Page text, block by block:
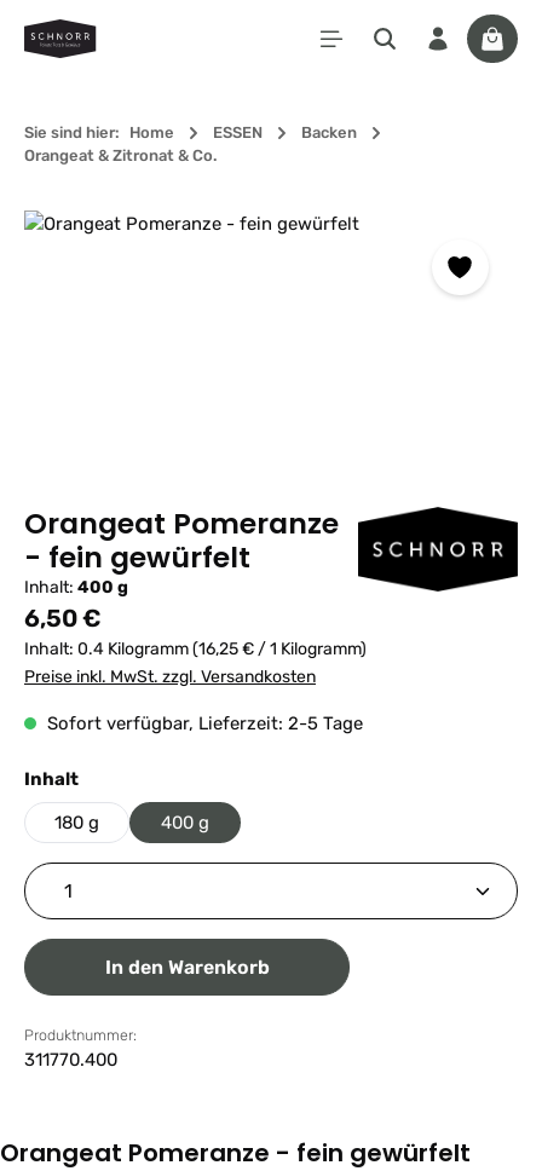
Zum Hauptinhalt springen
Sie sind hier: Home ESSEN
Backen
Orangeat & Zitronat & Co.
Bildergalerie überspringen
Orangeat Pomeranze
- fein gewürfelt
Inhalt: 400 g
Regulärer Preis:
6,50 €
Inhalt: 0.4 Kilogramm(16,25 € / 1 Kilogramm)
Preise inkl. MwSt. zzgl. Versandkosten
Sofort verfügbar, Lieferzeit: 2-5 Tage
Inhaltauswählen
180 g 400 g
Produkt Anzahl: Gib den gewünschten Wert ein
In den Warenkorb
Produktnummer:
311770.400
Orangeat Pomeranze - fein gewürfelt